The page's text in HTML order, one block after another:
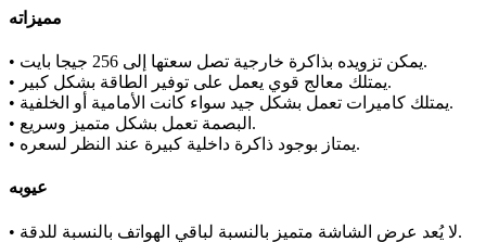
مميزاته
• يمكن تزويده بذاكرة خارجية تصل سعتها إلى 256 جيجا بايت.
• يمتلك معالج قوي يعمل على توفير الطاقة بشكل كبير.
• يمتلك كاميرات تعمل بشكل جيد سواء كانت الأمامية أو الخلفية.
• البصمة تعمل بشكل متميز وسريع.
• يمتاز بوجود ذاكرة داخلية كبيرة عند النظر لسعره.
عيوبه
• لا يُعد عرض الشاشة متميز بالنسبة لباقي الهواتف بالنسبة للدقة.